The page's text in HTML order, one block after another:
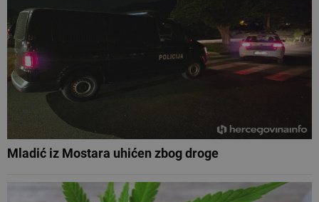
Mladić iz Mostara uhićen zbog droge